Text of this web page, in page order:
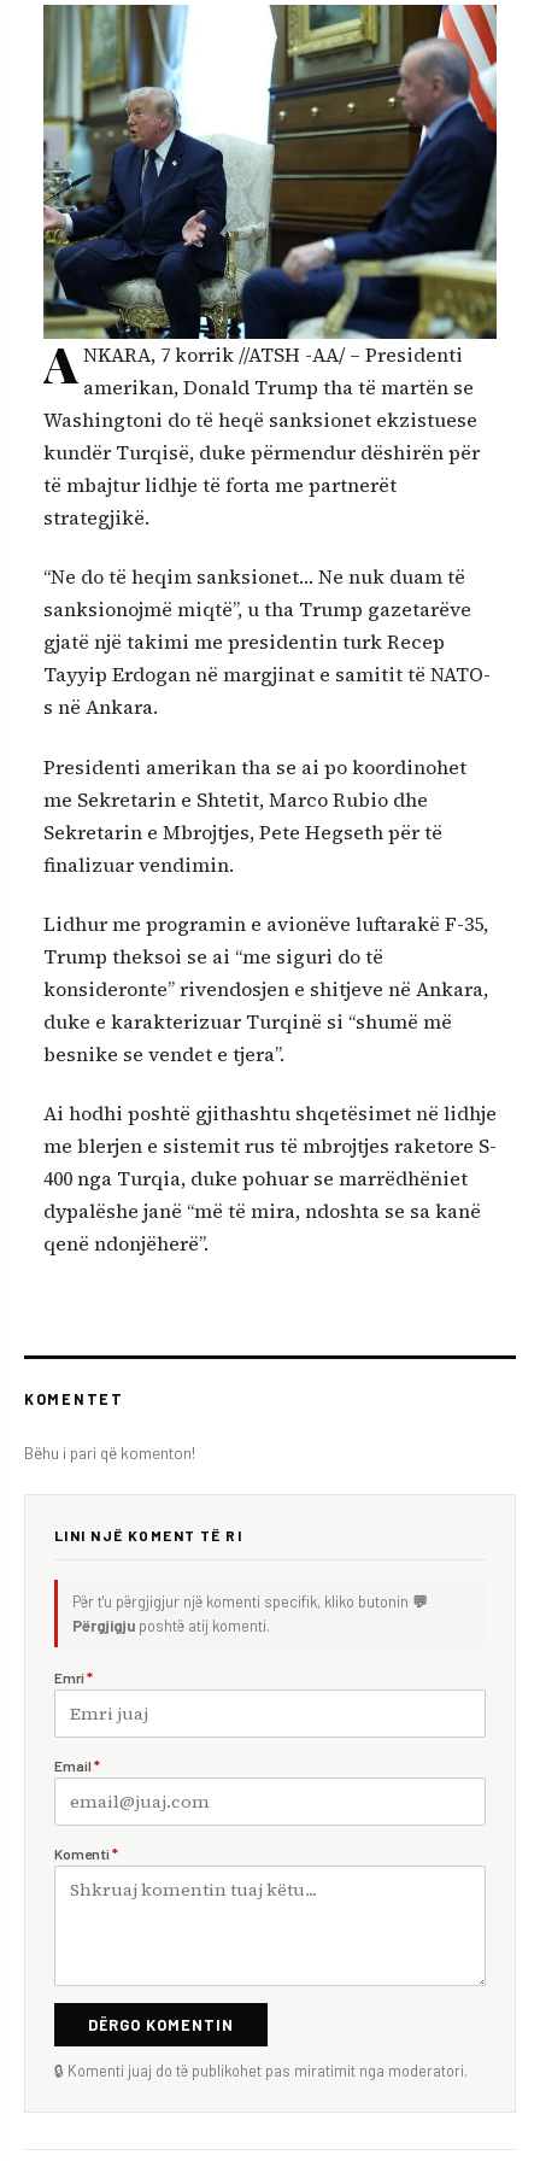
A NKARA, 7 korrik //ATSH -AA/ – Presidenti
amerikan, Donald Trump tha të martën se
Washingtoni do të heqë sanksionet ekzistuese
kundër Turqisë, duke përmendur dëshirën për
të mbajtur lidhje të forta me partnerët
strategjikë.
“Ne do të heqim sanksionet… Ne nuk duam të
sanksionojmë miqtë”, u tha Trump gazetarëve
gjatë një takimi me presidentin turk Recep
Tayyip Erdogan në margjinat e samitit të NATO-
s në Ankara.
Presidenti amerikan tha se ai po koordinohet
me Sekretarin e Shtetit, Marco Rubio dhe
Sekretarin e Mbrojtjes, Pete Hegseth për të
finalizuar vendimin.
Lidhur me programin e avionëve luftarakë F-35,
Trump theksoi se ai “me siguri do të
konsideronte” rivendosjen e shitjeve në Ankara,
duke e karakterizuar Turqinë si “shumë më
besnike se vendet e tjera”.
Ai hodhi poshtë gjithashtu shqetësimet në lidhje
me blerjen e sistemit rus të mbrojtjes raketore S-
400 nga Turqia, duke pohuar se marrëdhëniet
dypalëshe janë “më të mira, ndoshta se sa kanë
qenë ndonjëherë”.
KOMENTET
Bëhu i pari që komenton!
LINI NJË KOMENT TË RI
Për t'u përgjigjur një komenti specifik, kliko butonin 💬
Përgjigju poshtë atij komenti.
Emri *
Email *
Komenti *
DËRGO KOMENTIN
🔒 Komenti juaj do të publikohet pas miratimit nga moderatori.